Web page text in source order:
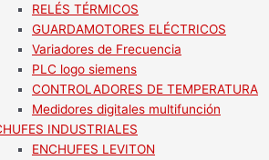
RELÉS TÉRMICOS
GUARDAMOTORES ELÉCTRICOS
Variadores de Frecuencia
PLC logo siemens
CONTROLADORES DE TEMPERATURA
Medidores digitales multifunción
INDUSTRIALES
ENCHUFES LEVITON